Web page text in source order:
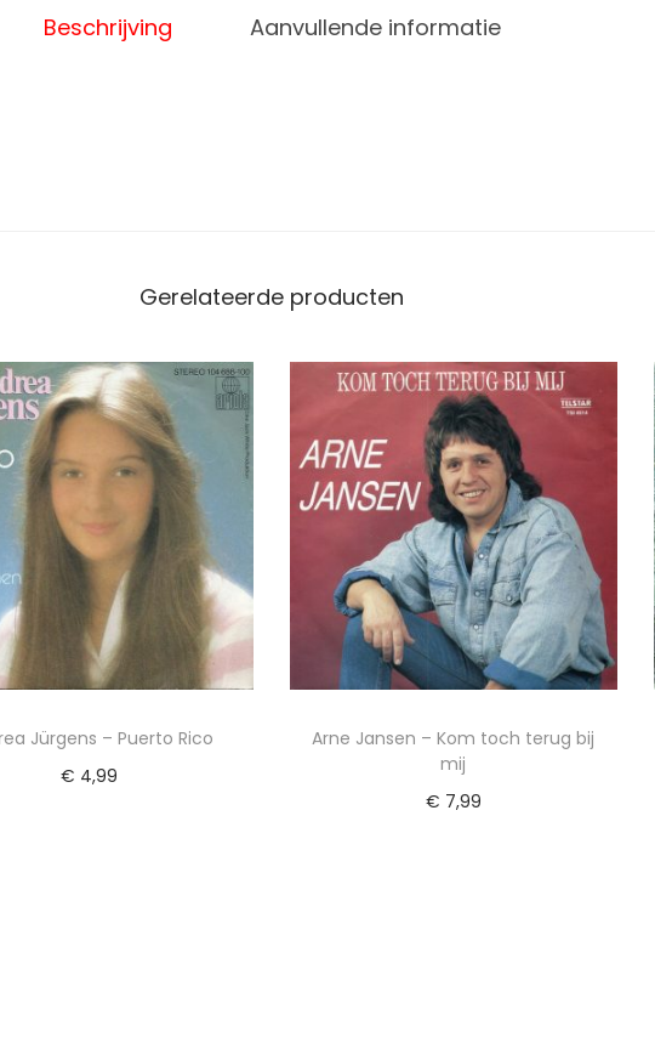
Beschrijving Aanvullende informatie
Gerelateerde producten
Jürgens – Puerto Rico
€ 4,99
Arne Jansen – Kom toch terug bij
mij
€ 7,99